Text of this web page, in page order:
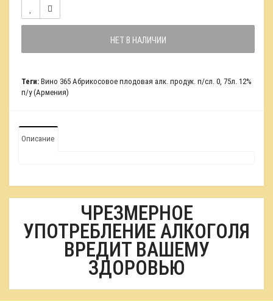
НЕТ В НАЛИЧИИ
Теги: Вино 365 Абрикосовое плодовая алк. продук. п/сл. 0, 75л. 12%
п/у (Армения)
Описание
ЧРЕЗМЕРНОЕ
УПОТРЕБЛЕНИЕ АЛКОГОЛЯ
ВРЕДИТ ВАШЕМУ
ЗДОРОВЬЮ